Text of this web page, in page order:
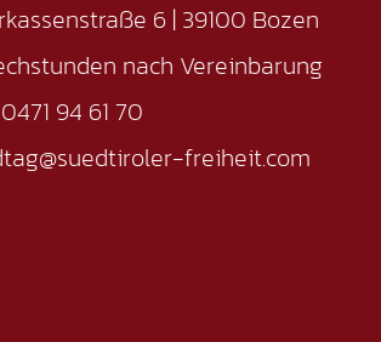
6 | 39100 Bozen
nach Vereinbarung
94 61 70
freiheit.com